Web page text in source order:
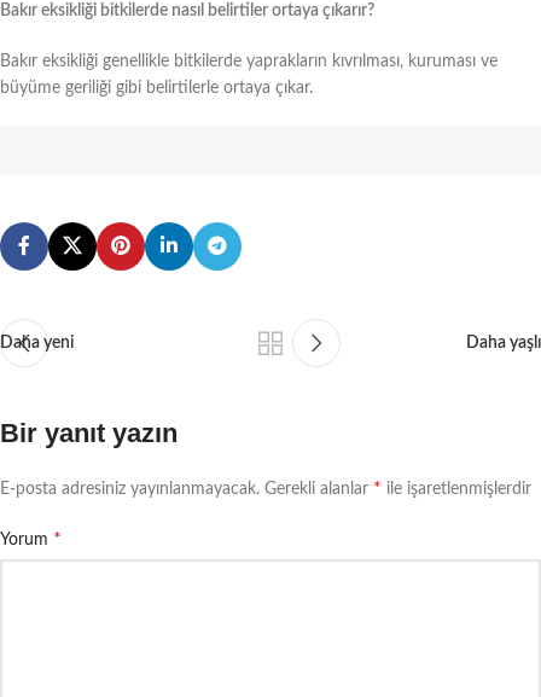
Bakır eksikliği bitkilerde nasıl belirtiler ortaya çıkarır?
Bakır eksikliği genellikle bitkilerde yaprakların kıvrılması, kuruması ve
büyüme geriliği gibi belirtilerle ortaya çıkar.
Daha yeni Daha yaşlı
Bir yanıt yazın
E-posta adresiniz yayınlanmayacak. Gerekli alanlar * ile işaretlenmişlerdir
Yorum *